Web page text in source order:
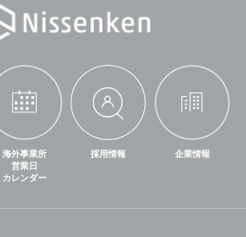
海外事業所
営業日
カレンダー
採用情報 企業情報